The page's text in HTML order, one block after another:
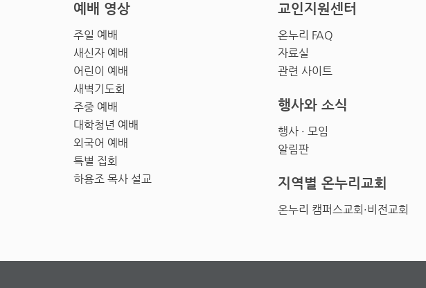
예배 영상
주일 예배
새신자 예배
어린이 예배
새벽기도회
주중 예배
대학청년 예배
외국어 예배
특별 집회
하용조 목사 설교
교인지원센터
온누리 FAQ
자료실
관련 사이트
행사와 소식
행사 · 모임
알림판
지역별 온누리교회
온누리 캠퍼스교회·비전교회